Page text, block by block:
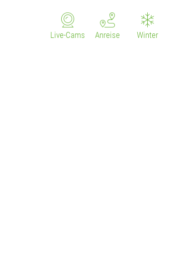
Winter
Anreise
Live-Cams